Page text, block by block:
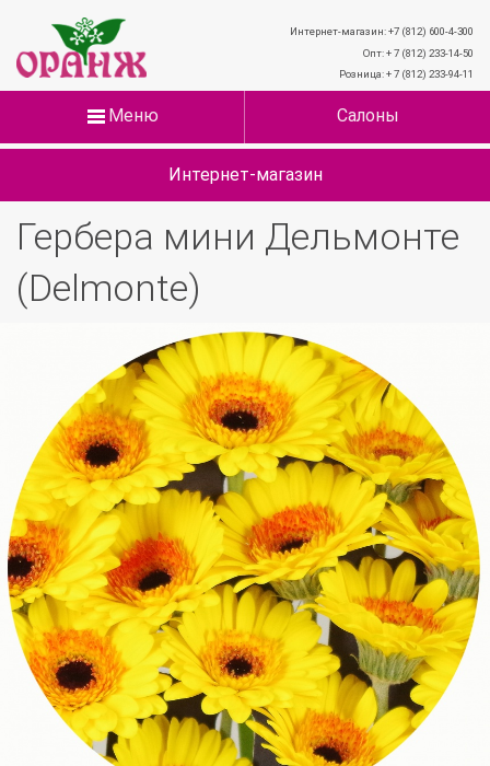
Интернет-магазин: +7 (812) 600-4-300
Опт: + 7 (812) 233-14-50
Розница: + 7 (812) 233-94-11
Меню Салоны
Интернет-магазин
Гербера мини Дельмонте
(Delmonte)